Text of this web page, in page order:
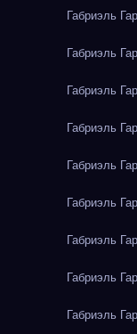
Габриэль
Габриэль
Габриэль
Габриэль
Габриэль
Габриэль
Габриэль
Габриэль
Габриэль